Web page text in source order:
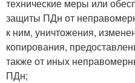
технические меры или
защиты ПДн от
к ним, уничтожения,
копирования,
также от иных
ПДн;